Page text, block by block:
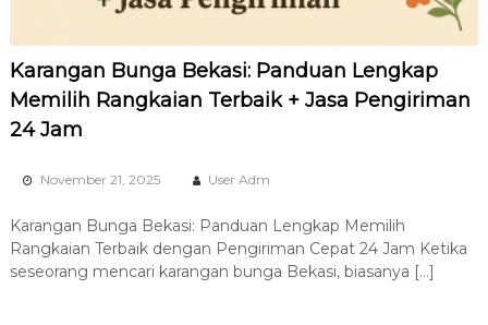
Karangan Bunga Bekasi: Panduan Lengkap
Memilih Rangkaian Terbaik + Jasa Pengiriman
24 Jam
November 21, 2025 User Adm
Karangan Bunga Bekasi: Panduan Lengkap Memilih
Rangkaian Terbaik dengan Pengiriman Cepat 24 Jam Ketika
seseorang mencari karangan bunga Bekasi, biasanya […]